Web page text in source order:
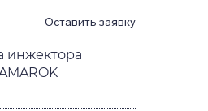
Оставить заявку
инжектора